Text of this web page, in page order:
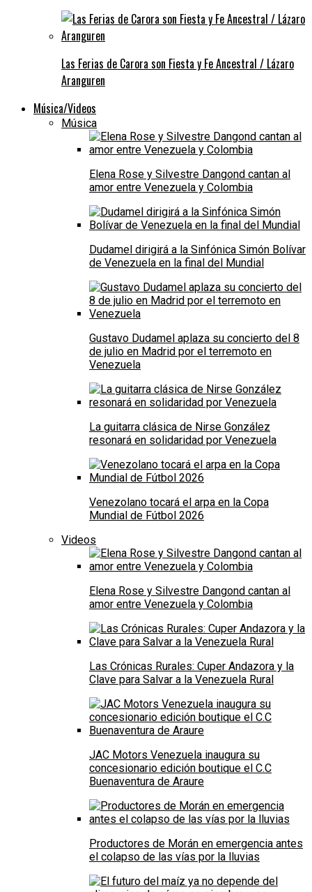
Las Ferias de Carora son Fiesta y Fe Ancestral / Lázaro
Aranguren
Música/Videos
Música
Elena Rose y Silvestre Dangond cantan al
amor entre Venezuela y Colombia
Dudamel dirigirá a la Sinfónica Simón Bolívar
de Venezuela en la final del Mundial
Gustavo Dudamel aplaza su concierto del 8
de julio en Madrid por el terremoto en
Venezuela
La guitarra clásica de Nirse González
resonará en solidaridad por Venezuela
Venezolano tocará el arpa en la Copa
Mundial de Fútbol 2026
Videos
Elena Rose y Silvestre Dangond cantan al
amor entre Venezuela y Colombia
Las Crónicas Rurales: Cuper Andazora y la
Clave para Salvar a la Venezuela Rural
JAC Motors Venezuela inaugura su
concesionario edición boutique el C.C
Buenaventura de Araure
Productores de Morán en emergencia antes
el colapso de las vías por la lluvias